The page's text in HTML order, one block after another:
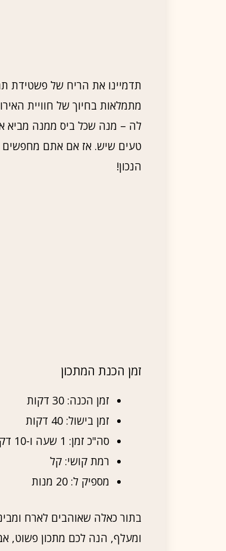
תדמיינו את הריח של פשטידת
מתמלאות בחיוך של חוויית
לה – מנה שכל ביס ממנה מביא
הנכון!
זמן הכנת המתכון
זמן הכנה: 30 דקות
זמן בישול: 40 דקות
סה"כ זמן: 1 שעה ו-10 דקות
רמת קושי: קל
מספיק ל: 20 מנות
בתור כאלה שאוהבים לארח
ומעלף, הנה לכם מתכון פשוט,